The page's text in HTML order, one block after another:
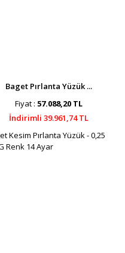
Baget Pırlanta Yüzük ...
Fiyat : 57.088,20 TL
İndirimli 39.961,74 TL